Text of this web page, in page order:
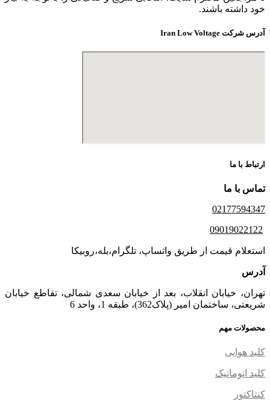
خود داشته باشند.
آدرس شرکت Iran Low Voltage
ارتباط با ما
تماس با ما
02177594347
09019022122
استعلام قیمت از طریق واتساپ، تلگرام،بله،روبیکا
آدرس
تهران، خیابان انقلاب، بعد از خیابان سعدی شمالی، تقاطع خیابان
شریعتی، ساختمان امیر (پلاک362)، طبقه 1، واحد 6
محصولات مهم
کلید هوایی
کلید اتوماتیک
کنتاکتور